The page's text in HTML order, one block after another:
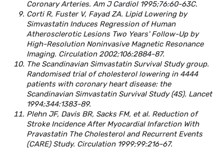
Coronary Arteries. Am J Cardiol 1995;76:60-63C.
Corti R, Fuster V, Fayad ZA. Lipid Lowering by
Simvastatin Induces Regression of Human
Atherosclerotic Lesions Two Years' Follow-Up by
High-Resolution Noninvasive Magnetic Resonance
Imaging. Circulation 2002;106:2884-87.
The Scandinavian Simvastatin Survival Study group.
Randomised trial of cholesterol lowering in 4444
patients with coronary heart disease: the
Scandinavian Simvastatin Survival Study (4S). Lancet
1994;344:1383-89.
Plehn JF, Davis BR, Sacks FM, et al. Reduction of
Stroke Incidence After Myocardial Infarction With
Pravastatin The Cholesterol and Recurrent Events
(CARE) Study. Circulation 1999;99:216-67.